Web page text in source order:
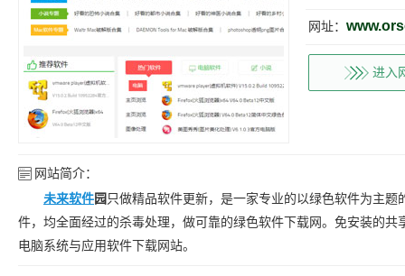
网址：
进入
网站简介：
未来软件园 只做精品软件更新，是一家专业的以绿色软件为主
件，均全面经过的杀毒处理，做可靠的绿色软件下载网。免安装的
电脑系统与应用软件下载网站。